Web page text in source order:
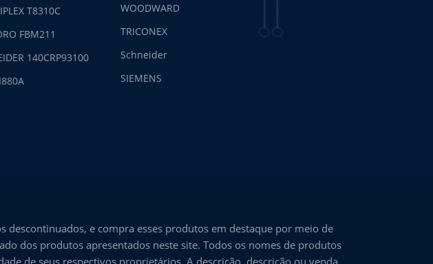
T8310C
FBM211
140CRP93100
WOODWARD
TRICONEX
Schneider
SIEMENS
e compra esses produtos em destaque por meio de
dos produtos apresentados neste site. Todos os nomes de produtos
de seus respectivos proprietários. A descrição, descrição ou venda